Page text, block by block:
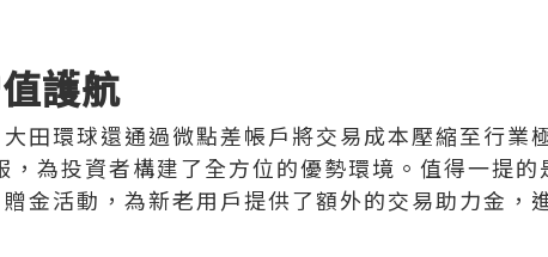
護航
田環球還通過微點差帳戶將交易成本壓縮至行業
為投資者構建了全方位的優勢環境。值得一提
金活動，為新老用戶提供了額外的交易助力金，